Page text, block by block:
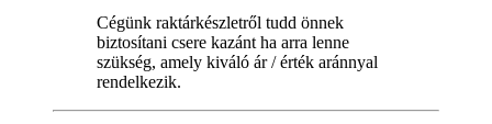
Cégünk raktárkészletről tudd önnek
biztosítani csere kazánt ha arra lenne
szükség, amely kiváló ár / érték aránnyal
rendelkezik.